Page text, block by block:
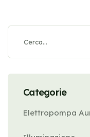
Categorie
Elettropompa